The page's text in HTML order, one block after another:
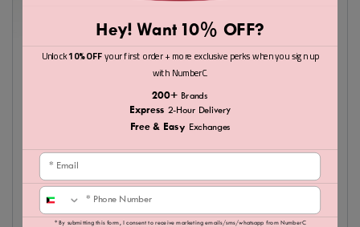
Hey! Want 10% OFF?
Unlock10% OFFyour first order + more exclusive perks when you sign up
with NumberC.
200+ Brands
Express 2-Hour Delivery
Free & Easy Exchanges
Email
Phone
* By submitting this form, I consent to receive marketing emails/sms/whatsapp from NumberC